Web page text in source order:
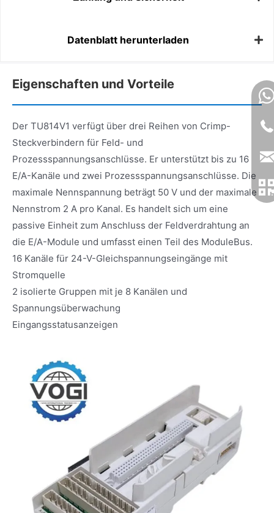
Datenblatt herunterladen
Eigenschaften und Vorteile
Der TU814V1 verfügt über drei Reihen von Crimp-
Steckverbindern für Feld- und
Prozessspannungsanschlüsse. Er unterstützt bis zu 16
E/A-Kanäle und zwei Prozessspannungsanschlüsse. Die
maximale Nennspannung beträgt 50 V und der maximale
Nennstrom 2 A pro Kanal. Es handelt sich um eine
passive Einheit zum Anschluss der Feldverdrahtung an
die E/A-Module und umfasst einen Teil des ModuleBus.
16 Kanäle für 24-V-Gleichspannungseingänge mit
Stromquelle
2 isolierte Gruppen mit je 8 Kanälen und
Spannungsüberwachung
Eingangsstatusanzeigen